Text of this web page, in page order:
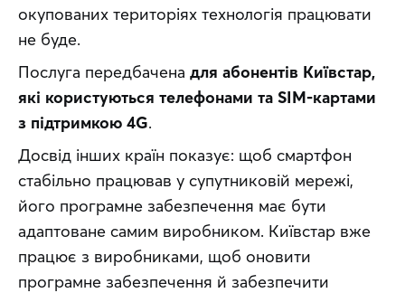
окупованих територіях технологія працювати
не буде.
Послуга передбачена для абонентів Київстар,
які користуються телефонами та SIM-картами
з підтримкою 4G.
Досвід інших країн показує: щоб смартфон
стабільно працював у супутниковій мережі,
його програмне забезпечення має бути
адаптоване самим виробником. Київстар вже
працює з виробниками, щоб оновити
програмне забезпечення й забезпечити